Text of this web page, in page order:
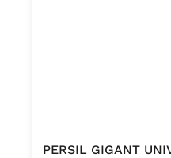
PERSIL GIGANT